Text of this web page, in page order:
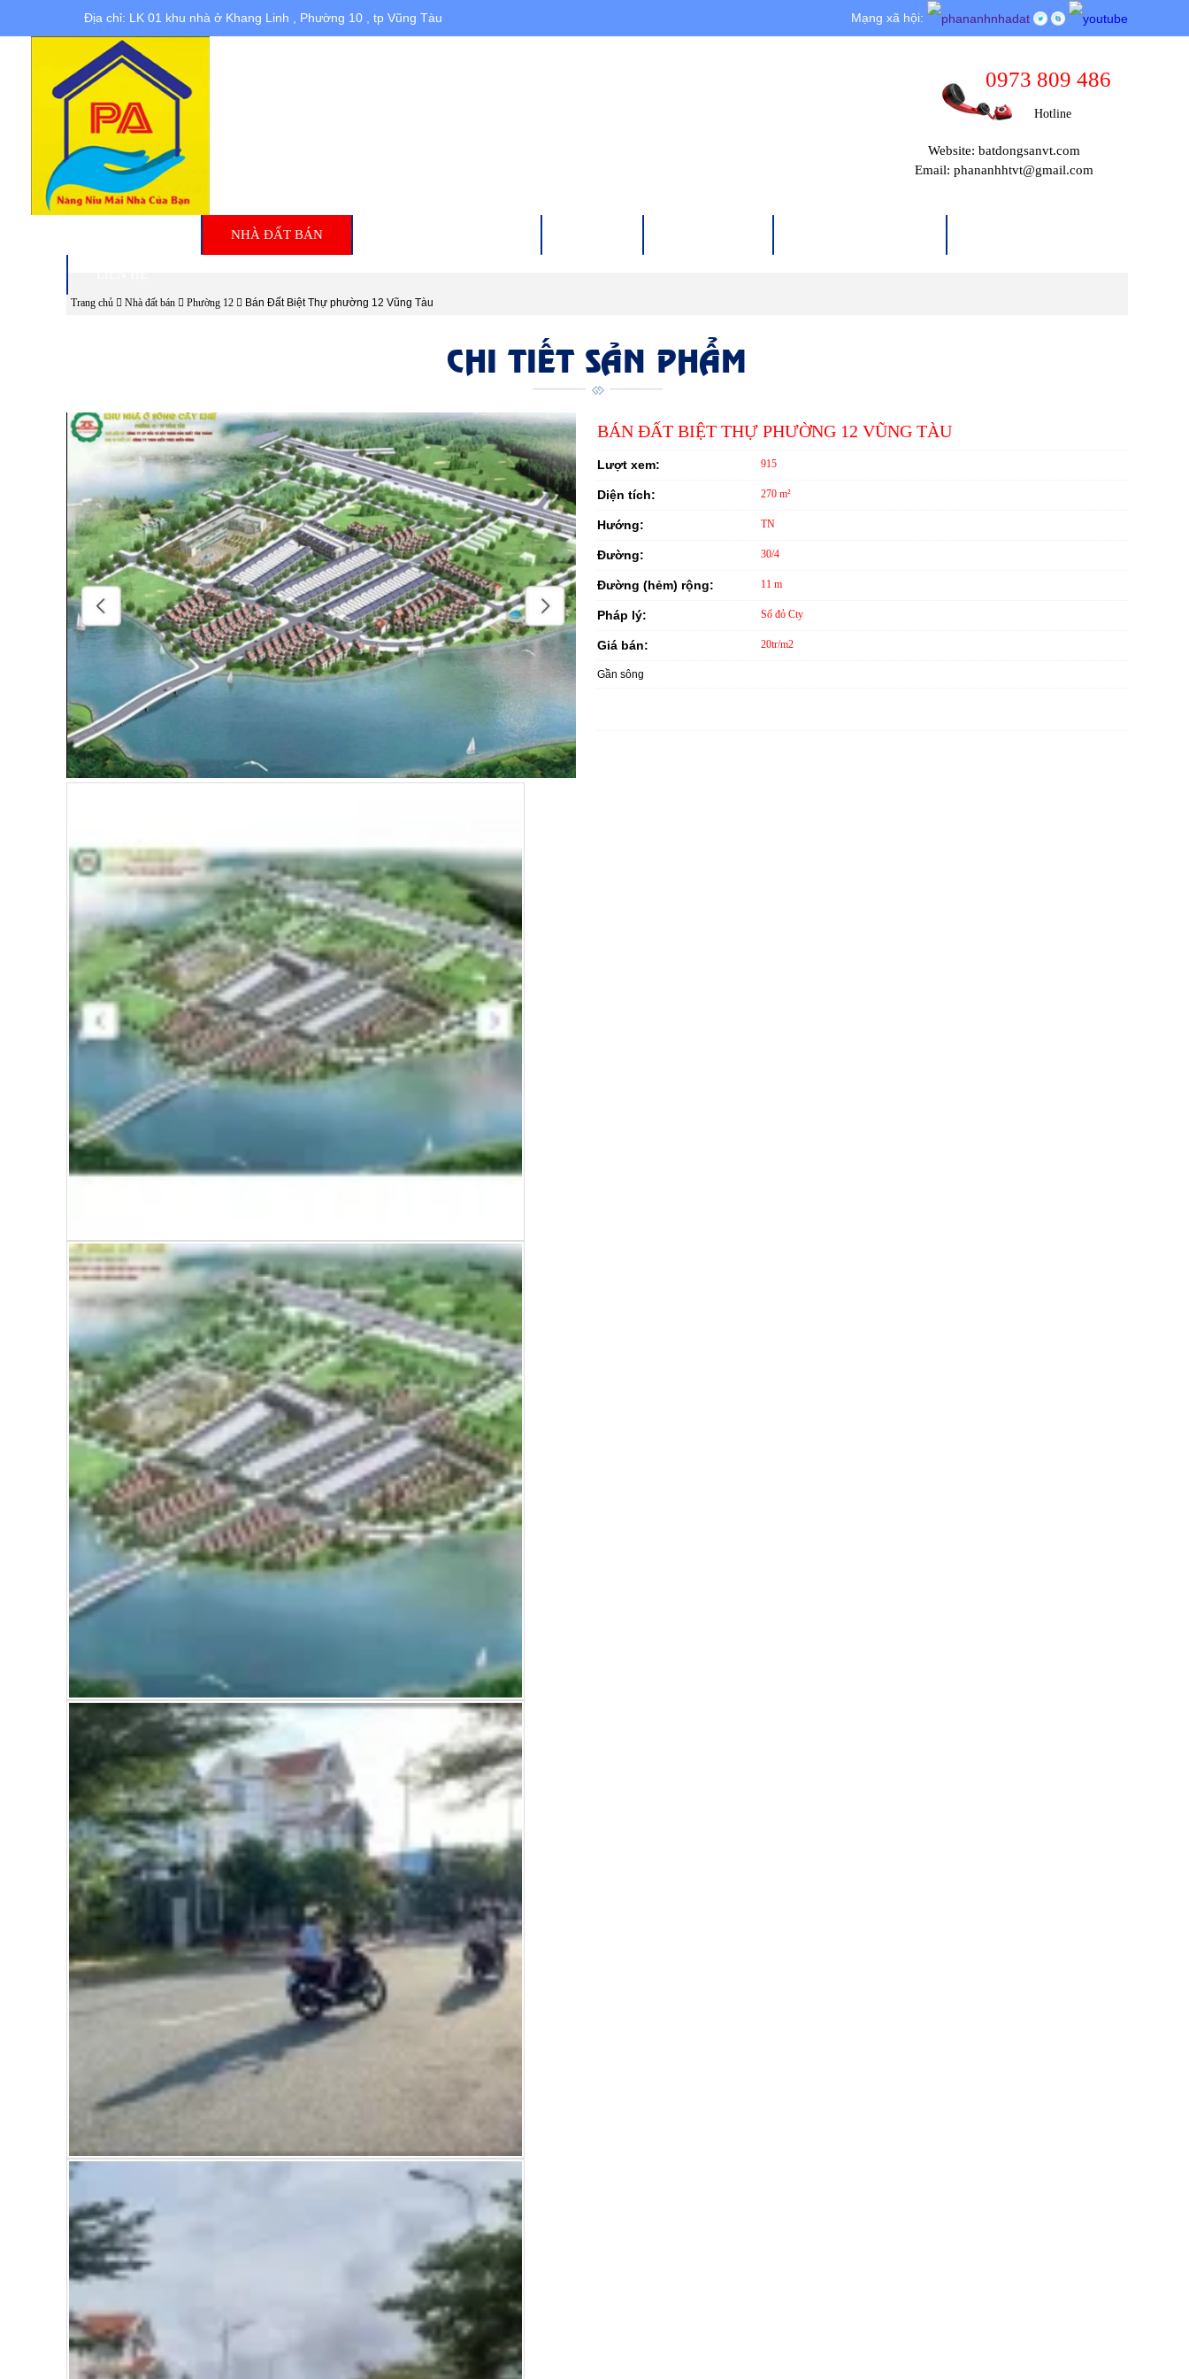
Địa chỉ: LK 01 khu nhà ở Khang Linh , Phường 10 , tp Vũng Tàu Mạng xã hội:
0973 809 486
Hotline
Website: batdongsanvt.com
Email: phananhhtvt@gmail.com
NHÀ ĐẤT BÁN
Trang chủ Nhà đất bán Phường 12 Bán Đất Biệt Thự phường 12 Vũng Tàu
CHI TIẾT SẢN PHẨM
BÁN ĐẤT BIỆT THỰ PHƯỜNG 12 VŨNG TÀU
Lượt xem: 915
Diện tích: 270 m²
Hướng: TN
Đường: 30/4
Đường (hẻm) rộng: 11 m
Pháp lý: Sổ đỏ Cty
Giá bán: 20tr/m2
Gần sông